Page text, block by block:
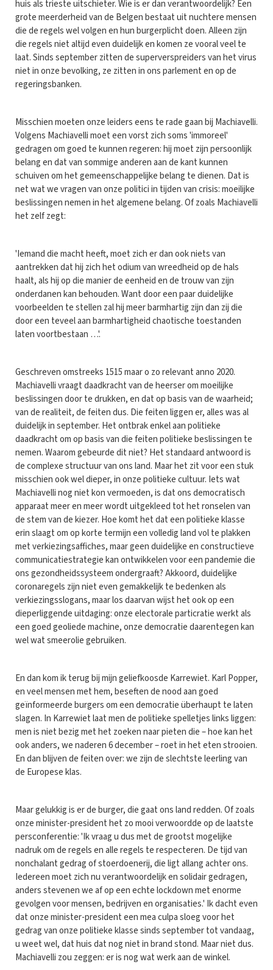
huis als trieste uitschieter. Wie is er dan verantwoordelijk? Een
grote meerderheid van de Belgen bestaat uit nuchtere mensen
die de regels wel volgen en hun burgerplicht doen. Alleen zijn
die regels niet altijd even duidelijk en komen ze vooral veel te
laat. Sinds september zitten de superverspreiders van het virus
niet in onze bevolking, ze zitten in ons parlement en op de
regeringsbanken.
Misschien moeten onze leiders eens te rade gaan bij Machiavelli.
Volgens Machiavelli moet een vorst zich soms 'immoreel'
gedragen om goed te kunnen regeren: hij moet zijn persoonlijk
belang en dat van sommige anderen aan de kant kunnen
schuiven om het gemeenschappelijke belang te dienen. Dat is
net wat we vragen van onze politici in tijden van crisis: moeilijke
beslissingen nemen in het algemene belang. Of zoals Machiavelli
het zelf zegt:
'Iemand die macht heeft, moet zich er dan ook niets van
aantrekken dat hij zich het odium van wreedheid op de hals
haalt, als hij op die manier de eenheid en de trouw van zijn
onderdanen kan behouden. Want door een paar duidelijke
voorbeelden te stellen zal hij meer barmhartig zijn dan zij die
door een teveel aan barmhartigheid chaotische toestanden
laten voortbestaan …'.
Geschreven omstreeks 1515 maar o zo relevant anno 2020.
Machiavelli vraagt daadkracht van de heerser om moeilijke
beslissingen door te drukken, en dat op basis van de waarheid;
van de realiteit, de feiten dus. Die feiten liggen er, alles was al
duidelijk in september. Het ontbrak enkel aan politieke
daadkracht om op basis van die feiten politieke beslissingen te
nemen. Waarom gebeurde dit niet? Het standaard antwoord is
de complexe structuur van ons land. Maar het zit voor een stuk
misschien ook wel dieper, in onze politieke cultuur. Iets wat
Machiavelli nog niet kon vermoeden, is dat ons democratisch
apparaat meer en meer wordt uitgekleed tot het ronselen van
de stem van de kiezer. Hoe komt het dat een politieke klasse
erin slaagt om op korte termijn een volledig land vol te plakken
met verkiezingsaffiches, maar geen duidelijke en constructieve
communicatiestrategie kan ontwikkelen voor een pandemie die
ons gezondheidssysteem ondergraaft? Akkoord, duidelijke
coronaregels zijn niet even gemakkelijk te bedenken als
verkiezingsslogans, maar los daarvan wijst het ook op een
dieperliggende uitdaging: onze electorale particratie werkt als
een goed geoliede machine, onze democratie daarentegen kan
wel wat smeerolie gebruiken.
En dan kom ik terug bij mijn geliefkoosde Karrewiet. Karl Popper,
en veel mensen met hem, beseften de nood aan goed
geïnformeerde burgers om een democratie überhaupt te laten
slagen. In Karrewiet laat men de politieke spelletjes links liggen:
men is niet bezig met het zoeken naar pieten die – hoe kan het
ook anders, we naderen 6 december – roet in het eten strooien.
En dan blijven de feiten over: we zijn de slechtste leerling van
de Europese klas.
Maar gelukkig is er de burger, die gaat ons land redden. Of zoals
onze minister-president het zo mooi verwoordde op de laatste
persconferentie: 'Ik vraag u dus met de grootst mogelijke
nadruk om de regels en alle regels te respecteren. De tijd van
nonchalant gedrag of stoerdoenerij, die ligt allang achter ons.
Iedereen moet zich nu verantwoordelijk en solidair gedragen,
anders stevenen we af op een echte lockdown met enorme
gevolgen voor mensen, bedrijven en organisaties.' Ik dacht even
dat onze minister-president een mea culpa sloeg voor het
gedrag van onze politieke klasse sinds september tot vandaag,
u weet wel, dat huis dat nog niet in brand stond. Maar niet dus.
Machiavelli zou zeggen: er is nog wat werk aan de winkel.